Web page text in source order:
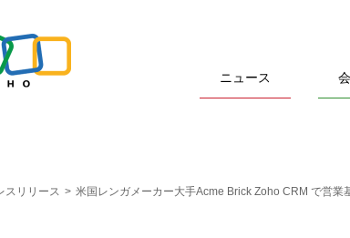
ニュース
スリリース > 米国レンガメーカー大手Acme Brick Zoho CRM で営業